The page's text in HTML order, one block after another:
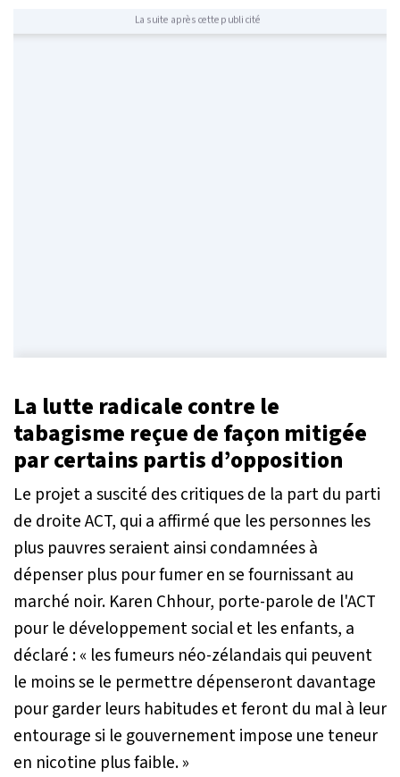
La suite après cette publicité
La lutte radicale contre le
tabagisme reçue de façon mitigée
par certains partis d’opposition
Le projet a suscité des critiques de la part du parti
de droite ACT, qui a affirmé que les personnes les
plus pauvres seraient ainsi condamnées à
dépenser plus pour fumer en se fournissant au
marché noir. Karen Chhour, porte-parole de l'ACT
pour le développement social et les enfants, a
déclaré :« les fumeurs néo-zélandais qui peuvent
le moins se le permettre dépenseront davantage
pour garder leurs habitudes et feront du mal à leur
entourage si le gouvernement impose une teneur
en nicotine plus faible. »